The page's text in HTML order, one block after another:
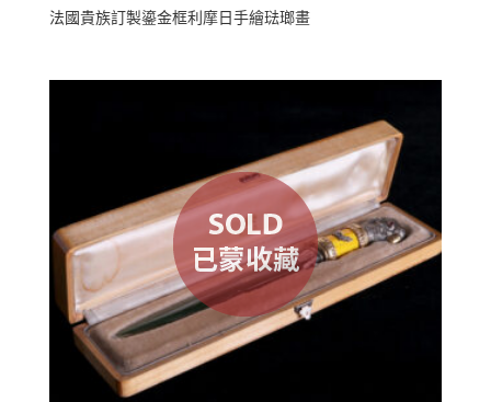
法國貴族訂製鎏金框利摩日手繪琺瑯畫